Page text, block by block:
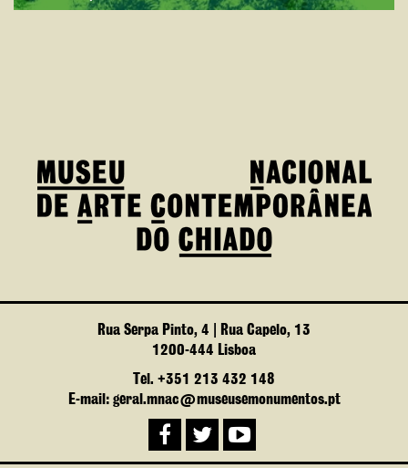
Rua Serpa Pinto, 4 | Rua Capelo, 13
1200-444 Lisboa
Tel. +351 213 432 148
E-mail: geral.mnac@museusemonumentos.pt